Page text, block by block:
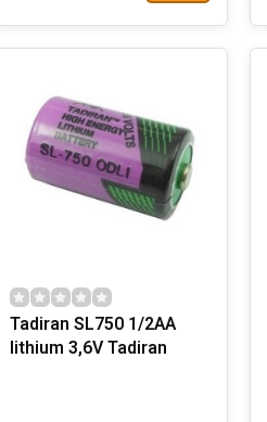
Tadiran SL750 1/2AA
lithium 3,6V Tadiran